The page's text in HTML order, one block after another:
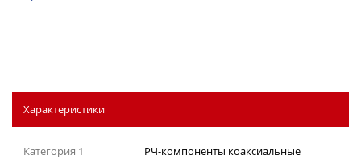
Характеристики
Категория 1
РЧ-компоненты коаксиальные